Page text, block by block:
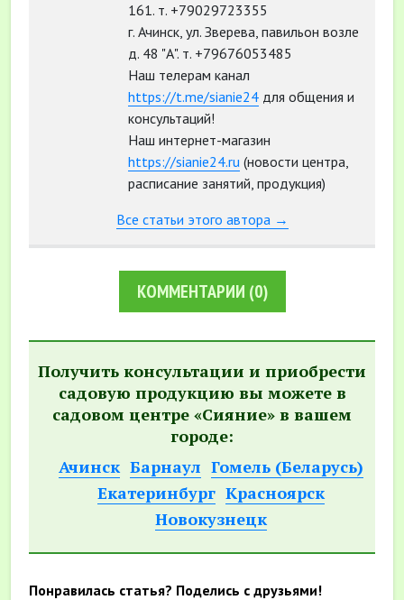
161. т. +79029723355
г. Ачинск, ул. Зверева, павильон возле
д. 48 "А". т. +79676053485
Наш телерам канал
https://t.me/sianie24 для общения и
консультаций!
Наш интернет-магазин
https://sianie24.ru (новости центра,
расписание занятий, продукция)
Все статьи этого автора →
КОММЕНТАРИИ (0)
Получить консультации и приобрести
садовую продукцию вы можете в
садовом центре «Сияние» в вашем
городе:
Ачинск Барнаул Гомель (Беларусь)
Екатеринбург Красноярск
Новокузнецк
Понравилась статья? Поделись с друзьями!